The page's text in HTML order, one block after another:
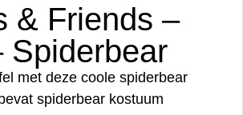
& Friends –
Spiderbear
met deze coole spiderbear
spiderbear kostuum